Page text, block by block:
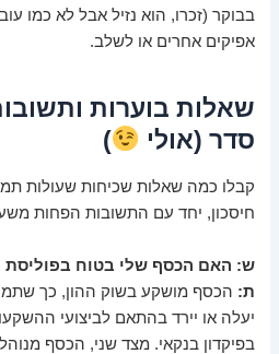
בבוקר (זכרו, הוא נזיל אבל לא כמו
אפיקים אחרים או לשלב.
שאלות בוערות
סדר (אולי
)
קבלו כמה שאלות שכיחות שעולות
חיסכון, יחד עם התשובות הפחות
ש: האם הכסף שלי בטוח בפוליסת
ת: הכסף מושקע בשוק ההון, כך
יעלה או יירד בהתאם לביצועי
בפיקדון בנקאי. מצד שני, הכסף